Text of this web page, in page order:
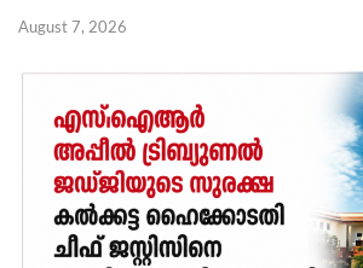
August 7, 2026